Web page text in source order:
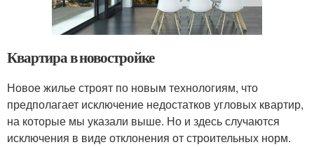
Квартира в новостройке
Новое жилье строят по новым технологиям, что
предполагает исключение недостатков угловых квартир,
на которые мы указали выше. Но и здесь случаются
исключения в виде отклонения от строительных норм.